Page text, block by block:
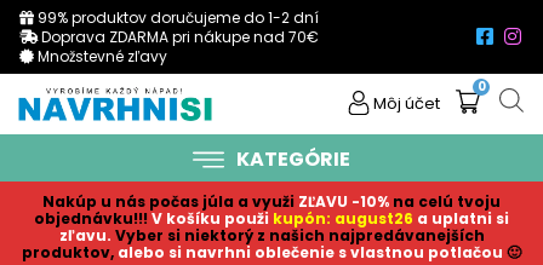
99% produktov doručujeme do 1-2 dní
Doprava ZDARMA pri nákupe nad 70€
Množstevné zľavy
Môj účet
0
KATEGÓRIE
Nakúp u nás počas júla a využi ZĽAVU -10% na celú tvoju
objednávku!!! V košíku použi kupón: august26 a uplatni si
zľavu. Vyber si niektorý z našich najpredávanejších
produktov, alebo si navrhni oblečenie s vlastnou potlačou 🙂